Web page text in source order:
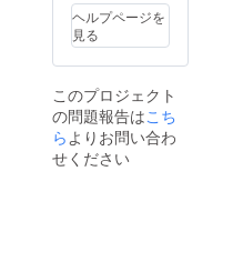
ヘルプページを
見る
このプロジェクト
の問題報告はこち
らよりお問い合わ
せください